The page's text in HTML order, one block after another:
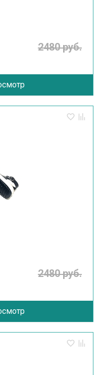
2480 руб.
2480 руб.